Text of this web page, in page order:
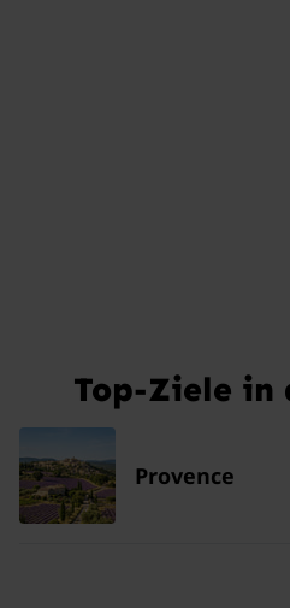
Top-Ziele in
Provence